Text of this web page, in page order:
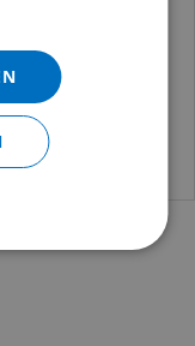
wat je van ons
via